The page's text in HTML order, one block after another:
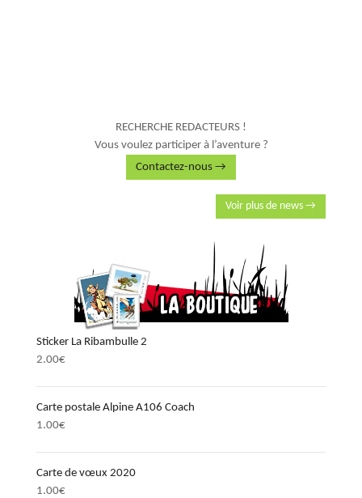
RECHERCHE REDACTEURS !
Vous voulez participer à l’aventure ?
Contactez-nous →
Voir plus de news →
Sticker La Ribambulle 2
2.00€
Carte postale Alpine A106 Coach
1.00€
Carte de vœux 2020
1.00€